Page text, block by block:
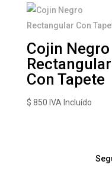
Cojin Negro
Rectangular
Con Tapete
$ 850 IVA Incluído